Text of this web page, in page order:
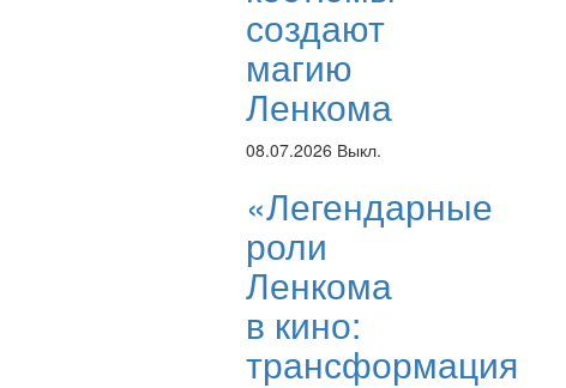
создают
магию
Ленкома
08.07.2026 Выкл.
«Легендарные
роли
Ленкома
в кино:
трансформация